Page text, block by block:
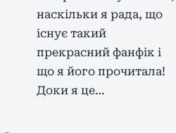
наскільки я рада, що
існує такий
прекрасний фанфік і
що я його прочитала!
Доки я це…